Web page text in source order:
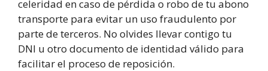
celeridad en caso de pérdida o robo de tu abono
transporte para evitar un uso fraudulento por
parte de terceros. No olvides llevar contigo tu
DNI u otro documento de identidad válido para
facilitar el proceso de reposición.